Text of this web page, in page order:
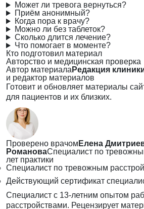
Может ли тревога вернуться?
Приём анонимный?
Когда пора к врачу?
Можно ли без таблеток?
Сколько длится лечение?
Что помогает в моменте?
Кто подготовил материал
Авторство и медицинская проверка
Автор материала Редакция
и редактор материалов
Готовит и обновляет материалы
для пациентов и их близких.
Проверено врачом Елена
РомановаСпециалист по
лет практики
Специалист по тревожным
Действующий сертификат
Специалист с 13-летним опытом
расстройствами. Рецензирует